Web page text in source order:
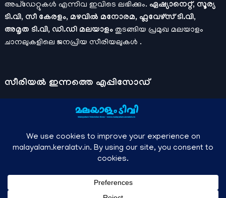
അപ്ഡേറ്റുകൾ എന്നിവ ഇവിടെ ലഭിക്കും. ഏഷ്യാനെറ്റ്, സൂര്യ
ടി.വി, സീ കേരളം, മഴവിൽ മനോരമ, ഫ്ലവേഴ്സ് ടി.വി,
അമൃത ടി.വി, ഡി.ഡി മലയാളം തുടങ്ങിയ പ്രമുഖ മലയാളം
ചാനലുകളിലെ ജനപ്രിയ സീരിയലുകൾ .
സീരിയല്‍ ഇന്നത്തെ എപ്പിസോഡ്
ചാനലുകളുടെ ഔദ്യോഗിക മൊബൈല്‍ ആപ്പുകള്‍ , ഒഫിഷ്യല്‍
യൂട്യൂബ് ചാനല്‍ ഇവ ഉപയോഗപ്പെടുത്തി കഴിഞ്ഞുപോയ
മനോരമ മാക്സ് , സണ്‍ നെക്സ്റ്റ്, സോണി ലിവ് , നെറ്റ് ഫ്ലിക്സ്
തുടങ്ങിയ ഒടിടി ആപ്പുകള്‍ വഴിയുള്ള സിനിമ ഓണ്‍ലൈന്‍
മലയാളം ടിവി - എല്ലാ മലയാളം സീരിയലുകള്‍ , ഓടിടി റിലീസുകള്‍ ,